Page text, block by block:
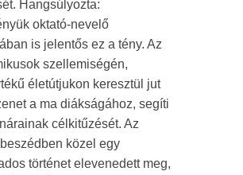
Hangsúlyozta:
oktató-nevelő
is jelentős ez a tény. Az
szellemiségén,
életútjukon keresztül jut
a ma diákságához, segíti
célkitűzését. Az
közel egy
történet elevenedett meg,